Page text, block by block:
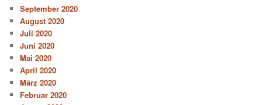
September 2020
August 2020
Juli 2020
Juni 2020
Mai 2020
April 2020
März 2020
Februar 2020